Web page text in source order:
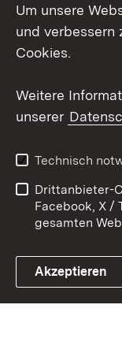
Facebook
Link zum
Barrierefreiheit
Cookies
Um unsere
und verbessern
Cookies.
Weitere
unserer
Technisch
Drittanbieter-
Facebook, X /
gesamten
Akzeptieren